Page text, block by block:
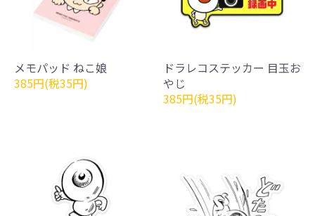
メモパッド ねこ娘
385円(税35円)
ドラレコステッカー 目玉お
やじ
385円(税35円)